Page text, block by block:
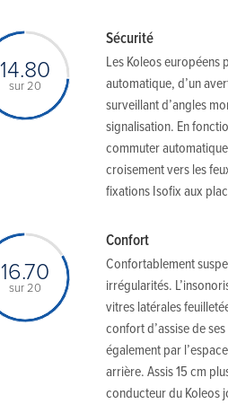
14.80
sur 20
Sécurité
Les Koleos européens
automatique, d’un
surveillant d’angles
signalisation. En
commuter
croisement vers les
fixations Isofix aux
16.70
sur 20
Confort
Confortablement
irrégularités.
vitres latérales
confort d’assise de
également par
arrière. Assis 15 cm
conducteur du Koleos